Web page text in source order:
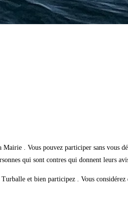
. Vous pouvez participer sans vous
qui sont contres qui donnent leurs
et bien participez . Vous